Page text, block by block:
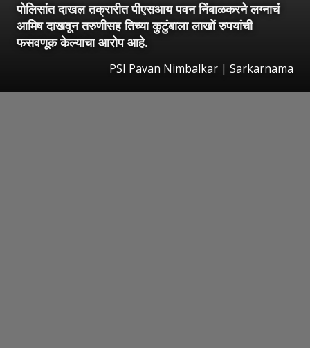
पोलिसांत दाखल तक्रारीत पीएसआय पवन निंबाळकरने लग्नाचं
आमिष दाखवून तरुणीसह तिच्या कुटुंबाला लाखों रुपयांची
फसवणूक केल्याचा आरोप आहे.
PSI Pavan Nimbalkar | Sarkarnama